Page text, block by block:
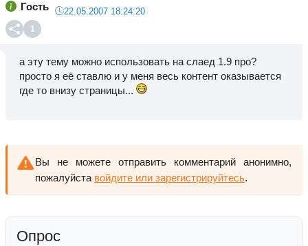
Гость 22.05.2007 18:24:20
1
а эту тему можно использовать на слаед 1.9 про?
просто я её ставлю и у меня весь контент оказывается
где то внизу страницы...
Вы не можете отправить комментарий анонимно,
пожалуйста войдите или зарегистрируйтесь.
Опрос